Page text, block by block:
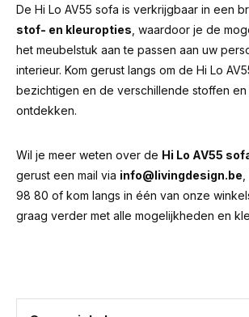
De Hi Lo AV55 sofa is verkrijgbaar in een
stof- en kleuropties , waardoor je de
het meubelstuk aan te passen aan uw
interieur. Kom gerust langs om de Hi Lo
bezichtigen en de verschillende stoffen en
ontdekken.
Wil je meer weten over de Hi Lo AV55
gerust een mail via info@livingdesign.be
98 80 of kom langs in één van onze
graag verder met alle mogelijkheden en